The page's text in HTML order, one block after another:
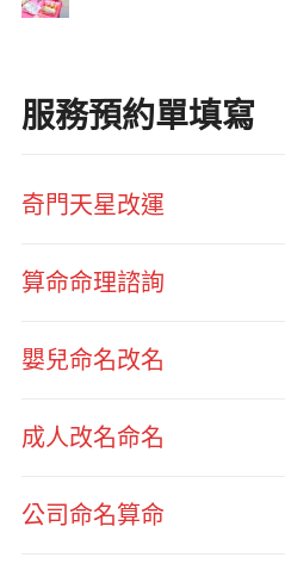
服務預約單填寫
奇門天星改運
算命命理諮詢
嬰兒命名改名
成人改名命名
公司命名算命